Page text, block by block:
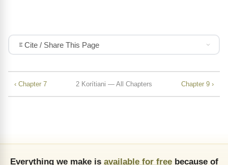
Cite / Share This Page
‹ Chapter 7 2 Korítiani — All Chapters Chapter 9 ›
Everything we make is available for freebecause of